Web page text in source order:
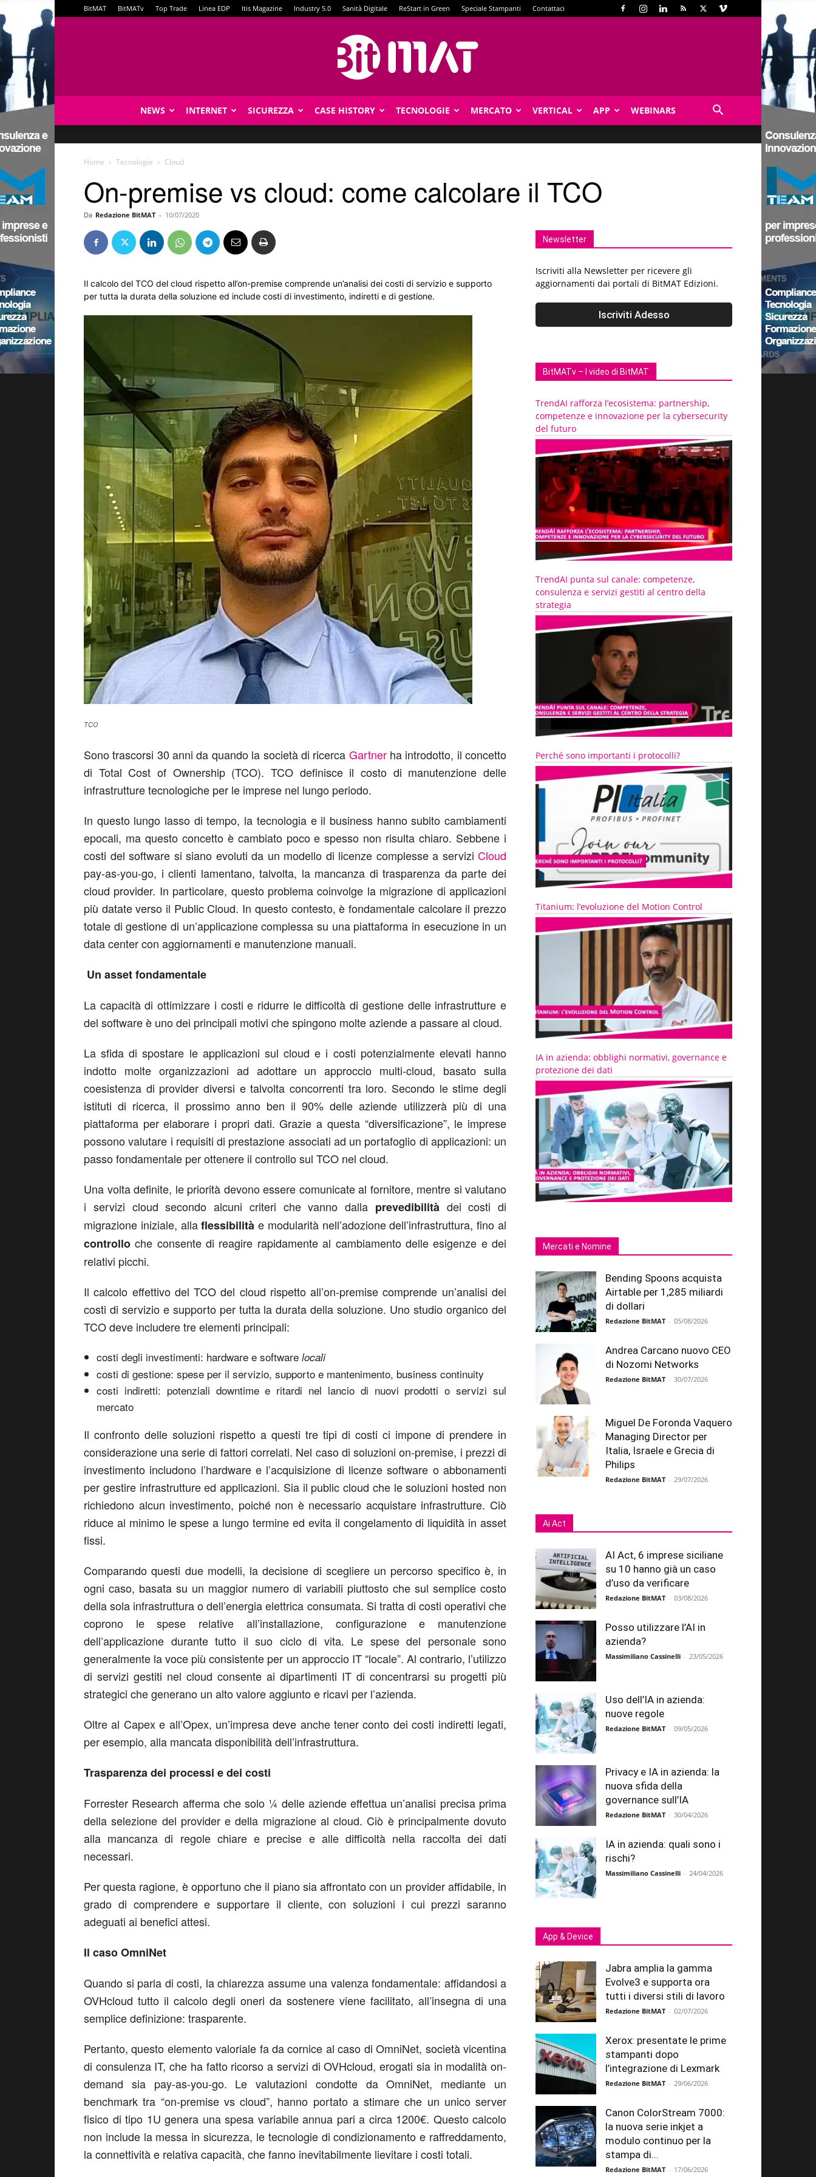
BitMAT BitMATv Top Trade Linea EDP Itis Magazine Industry 5.0 Sanità Digitale ReStart in Green Speciale Stampanti Contattaci
NEWS INTERNET SICUREZZA CASE HISTORY TECNOLOGIE MERCATO VERTICAL APP WEBINARS
Home Tecnologie Cloud
On-premise vs cloud: come calcolare il TCO
Da Redazione BitMAT - 10/07/2020
Il calcolo del TCO del cloud rispetto all’on-premise comprende un’analisi dei costi di servizio e supporto
per tutta la durata della soluzione ed include costi di investimento, indiretti e di gestione.
TCO
Sono trascorsi 30 anni da quando la società di ricerca Gartnerha introdotto, il concetto
di Total Cost of Ownership (TCO). TCO definisce il costo di manutenzione delle
infrastrutture tecnologiche per le imprese nel lungo periodo.
In questo lungo lasso di tempo, la tecnologia e il business hanno subito cambiamenti
epocali, ma questo concetto è cambiato poco e spesso non risulta chiaro. Sebbene i
costi del software si siano evoluti da un modello di licenze complesse a servizi Cloud
pay-as-you-go, i clienti lamentano, talvolta, la mancanza di trasparenza da parte dei
cloud provider. In particolare, questo problema coinvolge la migrazione di applicazioni
più datate verso il Public Cloud. In questo contesto, è fondamentale calcolare il prezzo
totale di gestione di un’applicazione complessa su una piattaforma in esecuzione in un
data center con aggiornamenti e manutenzione manuali.
Un asset fondamentale
La capacità di ottimizzare i costi e ridurre le difficoltà di gestione delle infrastrutture e
del software è uno dei principali motivi che spingono molte aziende a passare al cloud.
La sfida di spostare le applicazioni sul cloud e i costi potenzialmente elevati hanno
indotto molte organizzazioni ad adottare un approccio multi-cloud, basato sulla
coesistenza di provider diversi e talvolta concorrenti tra loro. Secondo le stime degli
istituti di ricerca, il prossimo anno ben il 90% delle aziende utilizzerà più di una
piattaforma per elaborare i propri dati. Grazie a questa “diversificazione”, le imprese
possono valutare i requisiti di prestazione associati ad un portafoglio di applicazioni: un
passo fondamentale per ottenere il controllo sul TCO nel cloud.
Una volta definite, le priorità devono essere comunicate al fornitore, mentre si valutano
i servizi cloud secondo alcuni criteri che vanno dalla prevedibilità dei costi di
migrazione iniziale, allaflessibilità e modularità nell’adozione dell’infrastruttura, fino al
controlloche consente di reagire rapidamente al cambiamento delle esigenze e dei
relativi picchi.
Il calcolo effettivo del TCO del cloud rispetto all’on-premise comprende un’analisi dei
costi di servizio e supporto per tutta la durata della soluzione. Uno studio organico del
TCO deve includere tre elementi principali:
costi degli investimenti: hardware e software locali
costi di gestione: spese per il servizio, supporto e mantenimento, business continuity
costi indiretti: potenziali downtime e ritardi nel lancio di nuovi prodotti o servizi sul
mercato
Il confronto delle soluzioni rispetto a questi tre tipi di costi ci impone di prendere in
considerazione una serie di fattori correlati. Nel caso di soluzioni on-premise, i prezzi di
investimento includono l’hardware e l’acquisizione di licenze software o abbonamenti
per gestire infrastrutture ed applicazioni. Sia il public cloud che le soluzioni hosted non
richiedono alcun investimento, poiché non è necessario acquistare infrastrutture. Ciò
riduce al minimo le spese a lungo termine ed evita il congelamento di liquidità in asset
fissi.
Comparando questi due modelli, la decisione di scegliere un percorso specifico è, in
ogni caso, basata su un maggior numero di variabili piuttosto che sul semplice costo
della sola infrastruttura o dell’energia elettrica consumata. Si tratta di costi operativi che
coprono le spese relative all’installazione, configurazione e manutenzione
dell’applicazione durante tutto il suo ciclo di vita. Le spese del personale sono
generalmente la voce più consistente per un approccio IT “locale”. Al contrario, l’utilizzo
di servizi gestiti nel cloud consente ai dipartimenti IT di concentrarsi su progetti più
strategici che generano un alto valore aggiunto e ricavi per l’azienda.
Oltre al Capex e all’Opex, un’impresa deve anche tener conto dei costi indiretti legati,
per esempio, alla mancata disponibilità dell’infrastruttura.
Trasparenza dei processi e dei costi
Forrester Research afferma che solo ¼ delle aziende effettua un’analisi precisa prima
della selezione del provider e della migrazione al cloud. Ciò è principalmente dovuto
alla mancanza di regole chiare e precise e alle difficoltà nella raccolta dei dati
necessari.
Per questa ragione, è opportuno che il piano sia affrontato con un provider affidabile, in
grado di comprendere e supportare il cliente, con soluzioni i cui prezzi saranno
adeguati ai benefici attesi.
Il casoOmniNet
Quando si parla di costi, la chiarezza assume una valenza fondamentale: affidandosi a
OVHcloud tutto il calcolo degli oneri da sostenere viene facilitato, all’insegna di una
semplice definizione: trasparente.
Pertanto, questo elemento valoriale fa da cornice al caso di OmniNet, società vicentina
di consulenza IT, che ha fatto ricorso a servizi di OVHcloud, erogati sia in modalità on-
demand sia pay-as-you-go. Le valutazioni condotte da OmniNet, mediante un
benchmark tra “on-premise vs cloud”, hanno portato a stimare che un unico server
fisico di tipo 1U genera una spesa variabile annua pari a circa 1200€. Questo calcolo
non include la messa in sicurezza, le tecnologie di condizionamento e raffreddamento,
la connettività e relativa capacità, che fanno inevitabilmente lievitare i costi totali.
Newsletter
Iscriviti alla Newsletter per ricevere gli
aggiornamenti dai portali di BitMAT Edizioni.
BitMATv – I video di BitMAT
TrendAI rafforza l’ecosistema: partnership,
competenze e innovazione per la cybersecurity
del futuro
TrendAI punta sul canale: competenze,
consulenza e servizi gestiti al centro della
strategia
Perché sono importanti i protocolli?
Titanium: l’evoluzione del Motion Control
IA in azienda: obblighi normativi, governance e
protezione dei dati
Mercati e Nomine
Bending Spoons acquista
Airtable per 1,285 miliardi
di dollari
Redazione BitMAT - 05/08/2026
Andrea Carcano nuovo CEO
di Nozomi Networks
Redazione BitMAT - 30/07/2026
Miguel De Foronda Vaquero
Managing Director per
Italia, Israele e Grecia di
Philips
Redazione BitMAT - 29/07/2026
Ai Act
AI Act, 6 imprese siciliane
su 10 hanno già un caso
d’uso da verificare
Redazione BitMAT - 03/08/2026
Posso utilizzare l’AI in
azienda?
Massimiliano Cassinelli - 23/05/2026
Uso dell’IA in azienda:
nuove regole
Redazione BitMAT - 09/05/2026
Privacy e IA in azienda: la
nuova sfida della
governance sull’IA
Redazione BitMAT - 30/04/2026
IA in azienda: quali sono i
rischi?
Massimiliano Cassinelli - 24/04/2026
App & Device
Jabra amplia la gamma
Evolve3 e supporta ora
tutti i diversi stili di lavoro
Redazione BitMAT - 02/07/2026
Xerox: presentate le prime
stampanti dopo
l’integrazione di Lexmark
Redazione BitMAT - 29/06/2026
Canon ColorStream 7000:
la nuova serie inkjet a
modulo continuo per la
stampa di...
Redazione BitMAT - 17/06/2026